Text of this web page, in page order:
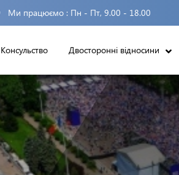
Ми працюємо : Пн - Пт, 9.00 - 18.00
Консульство Двосторонні відносини